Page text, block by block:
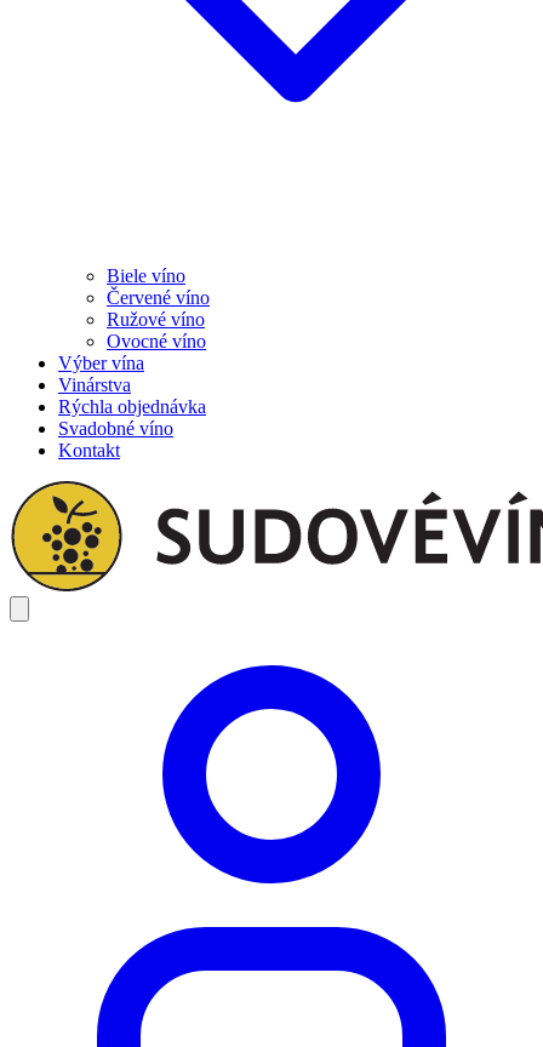
Biele víno
Červené víno
Ružové víno
Ovocné víno
Výber vína
Vinárstva
Rýchla objednávka
Svadobné víno
Kontakt